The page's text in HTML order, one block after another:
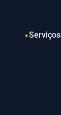
Serviços